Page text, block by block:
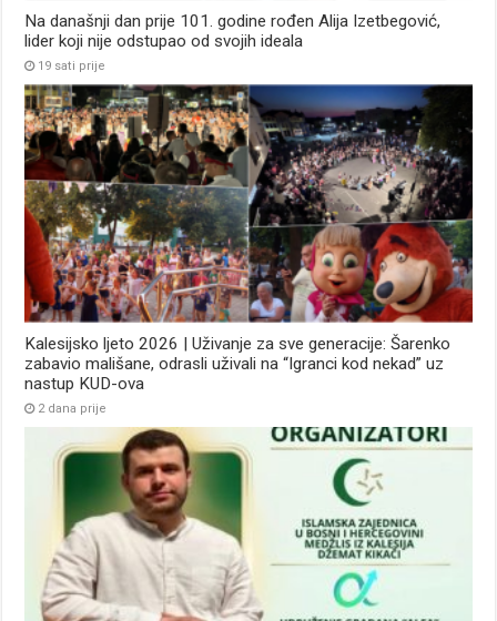
Na današnji dan prije 101. godine rođen Alija Izetbegović,
lider koji nije odstupao od svojih ideala
19 sati prije
Kalesijsko ljeto 2026 | Uživanje za sve generacije: Šarenko
zabavio mališane, odrasli uživali na “Igranci kod nekad” uz
nastup KUD-ova
2 dana prije